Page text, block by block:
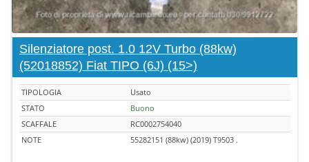
Silenziatore post. 1.0 12V Turbo (88kw)
(52018852) Fiat TIPO (6J) (15>)
TIPOLOGIA
Usato
STATO
Buono
SCAFFALE
RC0002754040
NOTE
55282151 (88kw) (2019) T9503 .